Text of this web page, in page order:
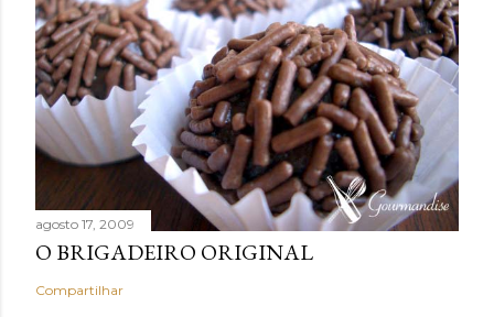
agosto 17, 2009
O BRIGADEIRO ORIGINAL
Compartilhar